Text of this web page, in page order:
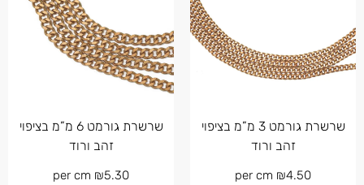
שרשרת גורמט 3 מ”מ בציפוי
זהב ורוד
₪4.50
שרשרת גורמט 6 מ”מ בציפוי
זהב ורוד
₪5.30